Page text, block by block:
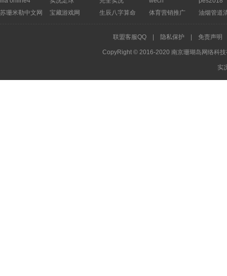
苏珊米勒中文网
宝藏游戏网 生辰八字算命 体育营销推广 油烟管道
联盟客服QQ 隐私保护 免责声明
CopyRight © 2016-2020 南京珊瑚岛网络科
实